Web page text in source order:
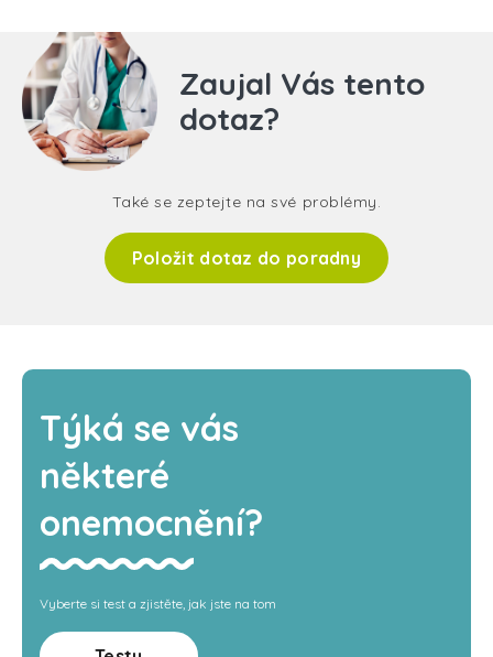
Zaujal Vás tento
dotaz?
Také se zeptejte na své problémy.
Položit dotaz do poradny
Týká se vás
některé
onemocnění?
Vyberte si test a zjistěte, jak jste na tom